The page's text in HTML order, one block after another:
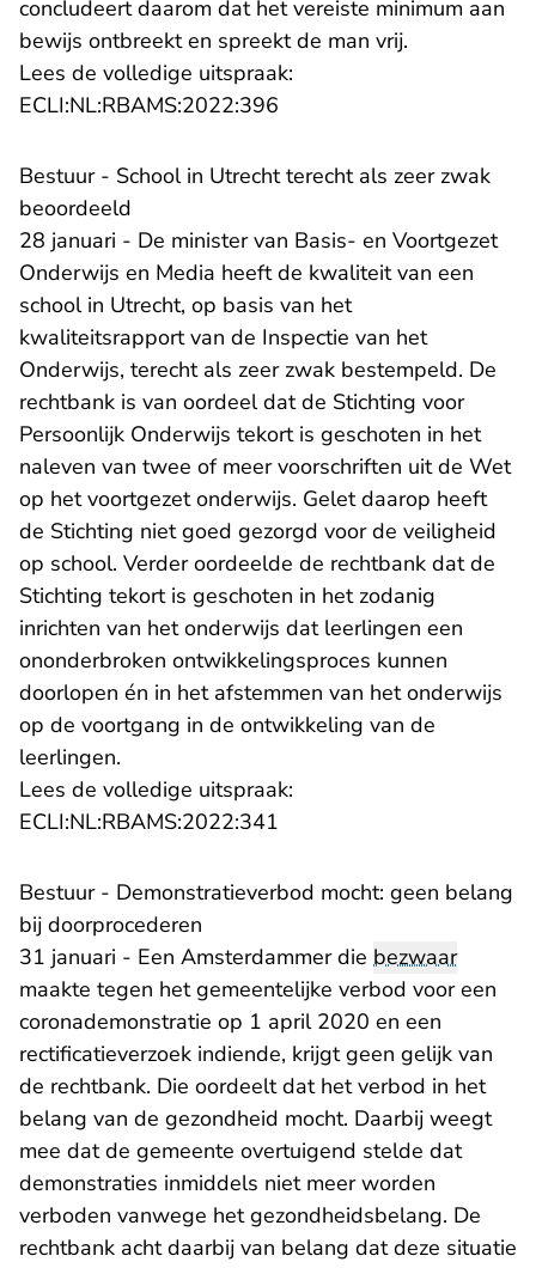
concludeert daarom dat het vereiste minimum aan
bewijs ontbreekt en spreekt de man vrij.
Lees de volledige uitspraak:
ECLI:NL:RBAMS:2022:396
Bestuur - School in Utrecht terecht als zeer zwak
beoordeeld
28 januari - De minister van Basis- en Voortgezet
Onderwijs en Media heeft de kwaliteit van een
school in Utrecht, op basis van het
kwaliteitsrapport van de Inspectie van het
Onderwijs, terecht als zeer zwak bestempeld. De
rechtbank is van oordeel dat de Stichting voor
Persoonlijk Onderwijs tekort is geschoten in het
naleven van twee of meer voorschriften uit de Wet
op het voortgezet onderwijs. Gelet daarop heeft
de Stichting niet goed gezorgd voor de veiligheid
op school. Verder oordeelde de rechtbank dat de
Stichting tekort is geschoten in het zodanig
inrichten van het onderwijs dat leerlingen een
ononderbroken ontwikkelingsproces kunnen
doorlopen én in het afstemmen van het onderwijs
op de voortgang in de ontwikkeling van de
leerlingen.
Lees de volledige uitspraak:
ECLI:NL:RBAMS:2022:341
Bestuur - Demonstratieverbod mocht: geen belang
bij doorprocederen
31 januari - Een Amsterdammer die bezwaar
maakte tegen het gemeentelijke verbod voor een
coronademonstratie op 1 april 2020 en een
rectificatieverzoek indiende, krijgt geen gelijk van
de rechtbank. Die oordeelt dat het verbod in het
belang van de gezondheid mocht. Daarbij weegt
mee dat de gemeente overtuigend stelde dat
demonstraties inmiddels niet meer worden
verboden vanwege het gezondheidsbelang. De
rechtbank acht daarbij van belang dat deze situatie